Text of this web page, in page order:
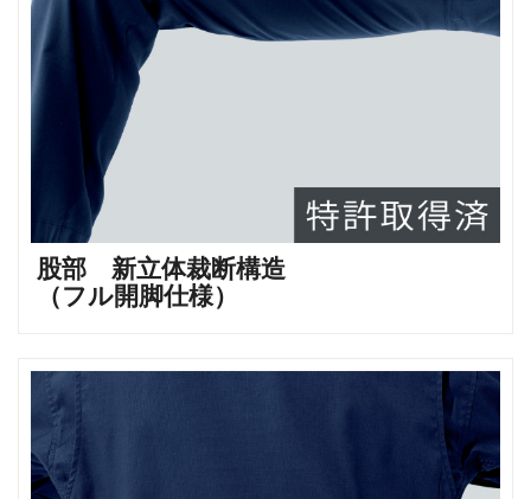
股部 新立体裁断構造
（フル開脚仕様）